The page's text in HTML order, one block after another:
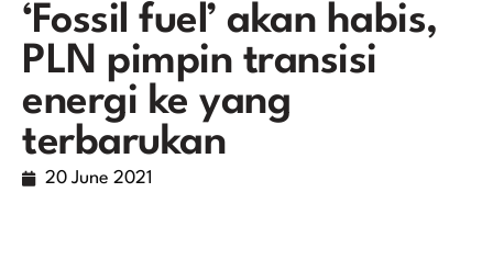
‘Fossil fuel’ akan habis,
PLN pimpin transisi
energi ke yang
terbarukan
20 June 2021